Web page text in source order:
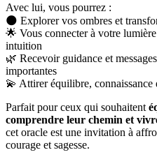
Avec lui, vous pourrez :
🌑 Explorer vos ombres et
🌟 Vous connecter à votre
intuition
🌿 Recevoir guidance et
importantes
💫 Attirer équilibre,
Parfait pour ceux qui souhaitent
comprendre leur chemin et
cet oracle est une invitation à
courage et sagesse.